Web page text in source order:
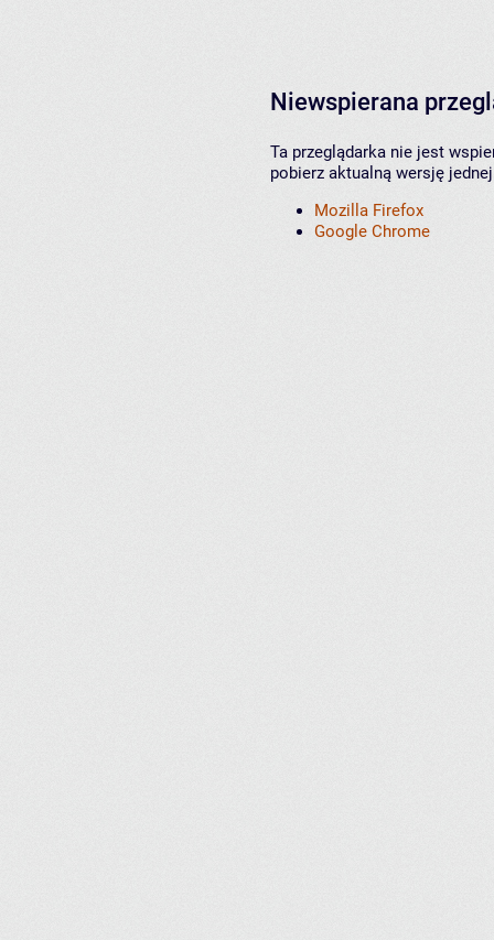
Niewspierana
Ta przeglądarka nie jest
pobierz aktualną wersję
Mozilla Firefox
Google Chrome